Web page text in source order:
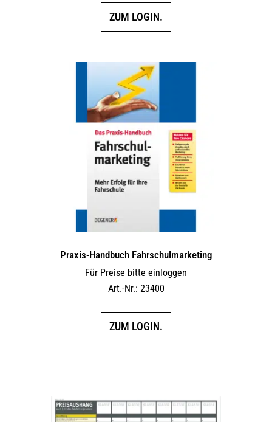
ZUM LOGIN.
Praxis-Handbuch Fahrschulmarketing
Für Preise bitte einloggen
Art.-Nr.: 23400
ZUM LOGIN.